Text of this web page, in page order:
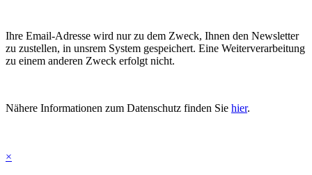
Ihre Email-Adresse wird nur zu dem Zweck, Ihnen den Newsletter
zu zustellen, in unsrem System gespeichert. Eine Weiterverarbeitung
zu einem anderen Zweck erfolgt nicht.
Nähere Informationen zum Datenschutz finden Sie hier.
×